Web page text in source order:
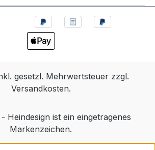
gesetzl. Mehrwertsteuer zzgl.
Versandkosten.
Heindesign ist ein eingetragenes
Markenzeichen.